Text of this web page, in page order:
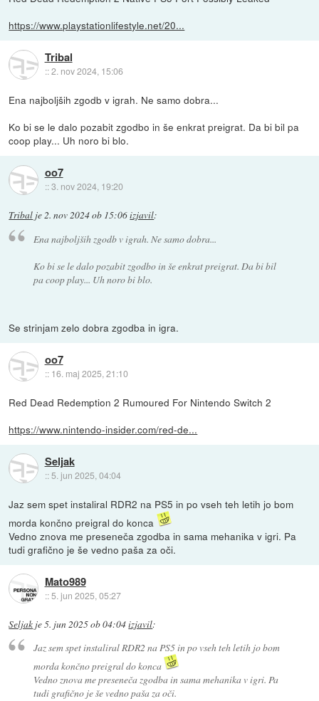
https://www.playstationlifestyle.net/20...
Tribal
::2. nov 2024, 15:06
Ena najboljših zgodb v igrah. Ne samo dobra...
Ko bi se le dalo pozabit zgodbo in še enkrat preigrat. Da bi bil pa
coop play... Uh noro bi blo.
oo7
::3. nov 2024, 19:20
Tribal je2. nov 2024 ob 15:06izjavil:
Ena najboljših zgodb v igrah. Ne samo dobra...
Ko bi se le dalo pozabit zgodbo in še enkrat preigrat. Da bi bil
pa coop play... Uh noro bi blo.
Se strinjam zelo dobra zgodba in igra.
oo7
:: 16. maj 2025, 21:10
Red Dead Redemption 2 Rumoured For Nintendo Switch 2
https://www.nintendo-insider.com/red-de...
Seljak
:: 5. jun 2025, 04:04
Jaz sem spet instaliral RDR2 na PS5 in po vseh teh letih jo bom
morda končno preigral do konca
Vedno znova me preseneča zgodba in sama mehanika v igri. Pa
tudi grafično je še vedno paša za oči.
Mato989
::5. jun 2025, 05:27
Seljak je5. jun 2025 ob 04:04izjavil:
Jaz sem spet instaliral RDR2 na PS5 in po vseh teh letih jo bom
morda končno preigral do konca
Vedno znova me preseneča zgodba in sama mehanika v igri. Pa
tudi grafično je še vedno paša za oči.